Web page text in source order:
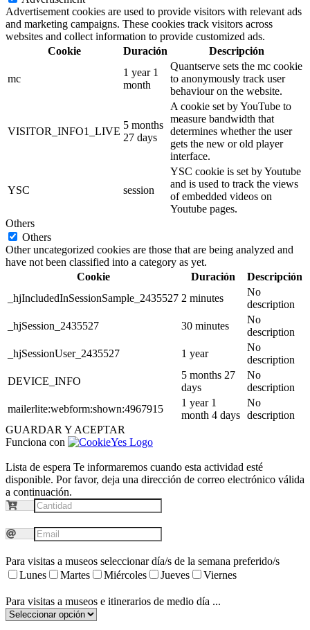
Advertisement cookies are used to provide visitors with relevant ads
and marketing campaigns. These cookies track visitors across
websites and collect information to provide customized ads.
Cookie
Duración Descripción
mc
1 year 1
month
Quantserve sets the mc cookie
to anonymously track user
behaviour on the website.
VISITOR_INFO1_LIVE
5 months
27 days
A cookie set by YouTube to
measure bandwidth that
determines whether the user
gets the new or old player
interface.
YSC session
YSC cookie is set by Youtube
and is used to track the views
of embedded videos on
Youtube pages.
Others
Others
Other uncategorized cookies are those that are being analyzed and
have not been classified into a category as yet.
Cookie
Duración
Descripción
_hjIncludedInSessionSample_2435527 2 minutes
No
description
_hjSession_2435527
30 minutes
No
description
_hjSessionUser_2435527
1 year
No
description
DEVICE_INFO
5 months 27
days
No
description
mailerlite:webform:shown:4967915
1 year 1
month 4 days
No
description
GUARDAR Y ACEPTAR
Funciona con
Lista de espera Te informaremos cuando esta actividad esté
disponible. Por favor, deja una dirección de correo electrónico válida
a continuación.
Para visitas a museos seleccionar día/s de la semana preferido/s
Lunes
Martes Miércoles Jueves Viernes
Para visitas a museos e itinerarios de medio día ...